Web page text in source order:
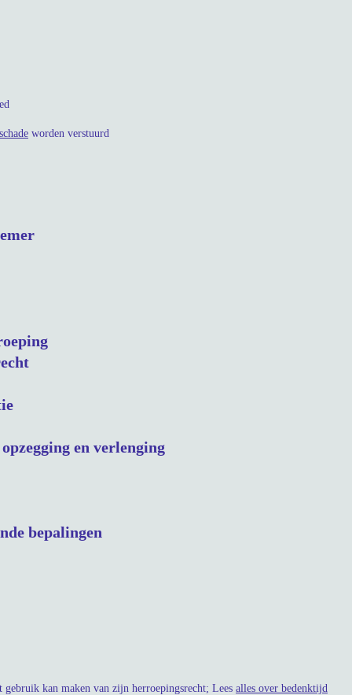
worden verstuurd
en verlenging
bepalingen
gebruik kan maken van zijn herroepingsrecht; Lees alles over bedenktijd